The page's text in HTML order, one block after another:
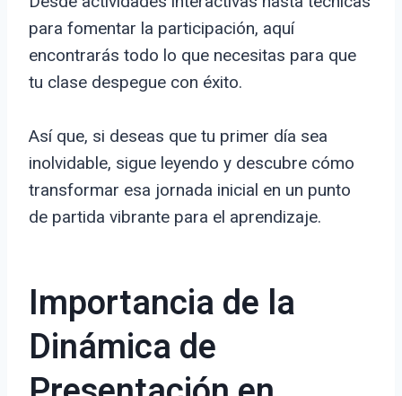
para fomentar la participación, aquí
encontrarás todo lo que necesitas para que
tu clase despegue con éxito.
Así que, si deseas que tu primer día sea
inolvidable, sigue leyendo y descubre cómo
transformar esa jornada inicial en un punto
de partida vibrante para el aprendizaje.
Importancia de la
Dinámica de